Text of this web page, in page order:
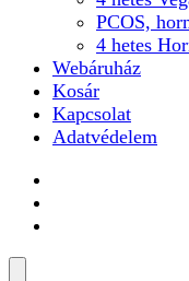
PCOS,
4 hetes
Webáruház
Kosár
Kapcsolat
Adatvédelem